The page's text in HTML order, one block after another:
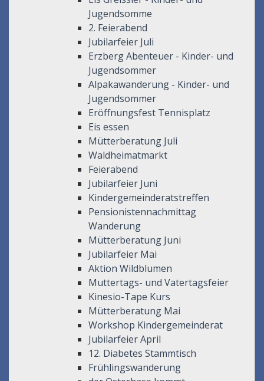
Jugendsomme
2. Feierabend
Jubilarfeier Juli
Erzberg Abenteuer - Kinder- und
Jugendsommer
Alpakawanderung - Kinder- und
Jugendsommer
Eröffnungsfest Tennisplatz
Eis essen
Mütterberatung Juli
Waldheimatmarkt
Feierabend
Jubilarfeier Juni
Kindergemeinderatstreffen
Pensionistennachmittag
Wanderung
Mütterberatung Juni
Jubilarfeier Mai
Aktion Wildblumen
Muttertags- und Vatertagsfeier
Kinesio-Tape Kurs
Mütterberatung Mai
Workshop Kindergemeinderat
Jubilarfeier April
12. Diabetes Stammtisch
Frühlingswanderung